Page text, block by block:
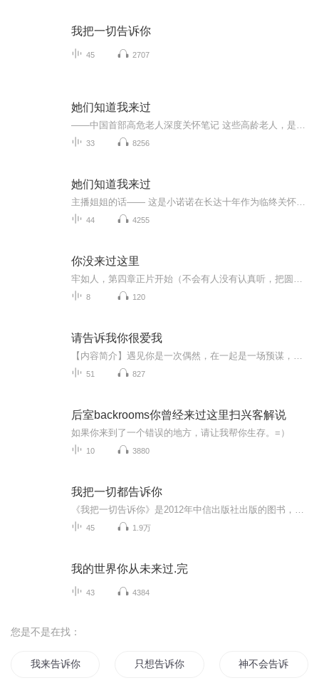
我把一切告诉你
45 2707
她们知道我来过
33 8256
她们知道我来过
44 4255
你没来过这里
8 120
请告诉我你很爱我
51 827
后室backrooms你曾经来过这里扫兴客解说
如果你来到了一个错误的地方，请让我帮你生存。=）
10 3880
我把一切都告诉你
45 1.9万
我的世界你从未来过.完
43 4384
您是不是在找：
我来告诉你 只想告诉你 神不会告诉你